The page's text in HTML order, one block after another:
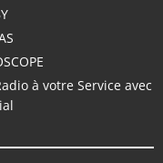
à votre Service avec